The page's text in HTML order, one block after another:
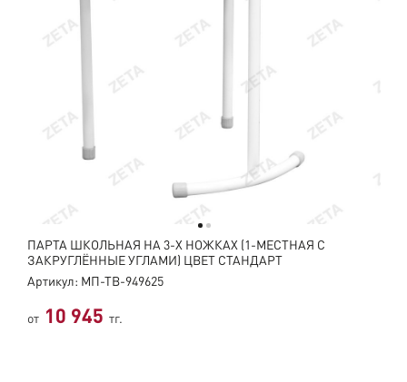
ПАРТА ШКОЛЬНАЯ НА 3-Х НОЖКАХ (1-МЕСТНАЯ С
ЗАКРУГЛЁННЫЕ УГЛАМИ) ЦВЕТ СТАНДАРТ
Артикул: МП-ТВ-949625
от 10 945 тг.